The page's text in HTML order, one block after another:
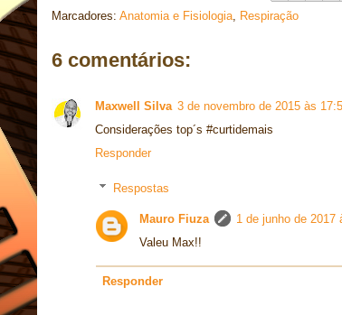
Marcadores: Anatomia e Fisiologia, Respiração
6 comentários:
Maxwell Silva 3 de novembro de 2015 às
Considerações top´s #curtidemais
Responder
Respostas
Mauro Fiuza
1 de junho de 2017
Valeu Max!!
Responder